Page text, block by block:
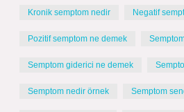
Kronik semptom nedir Negatif
Pozitif semptom ne demek
Semptom giderici ne demek
Semptom nedir örnek Semptom